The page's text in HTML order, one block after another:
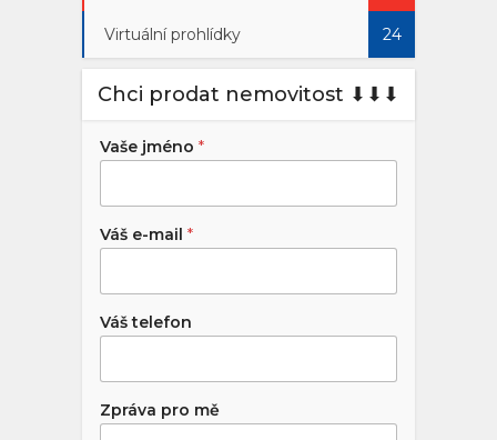
Virtuální prohlídky 24
Chci prodat nemovitost ⬇︎⬇︎⬇︎
Vaše jméno *
Váš e-mail *
Váš telefon
Zpráva pro mě